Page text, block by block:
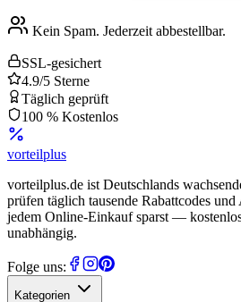
Kein Spam. Jederzeit abbestellbar.
SSL-gesichert
4.9/5 Sterne
Täglich geprüft
100 % Kostenlos
vorteilplus
vorteilplus.de ist Deutschlands
prüfen täglich tausende Rabattcodes
jedem Online-Einkauf sparst —
unabhängig.
Folge uns:
Kategorien